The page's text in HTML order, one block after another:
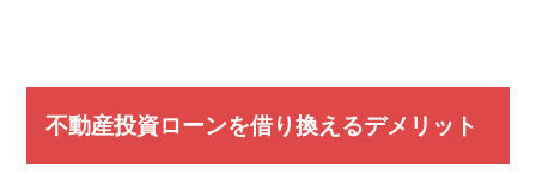
不動産投資ローンを借り換えるデメリット